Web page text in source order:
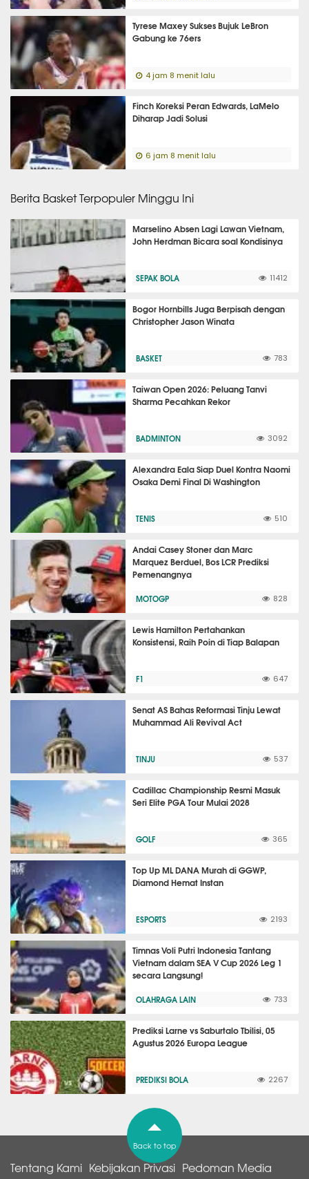
Tyrese Maxey Sukses Bujuk LeBron
Gabung ke 76ers
4 jam 8 menit lalu
Finch Koreksi Peran Edwards, LaMelo
Diharap Jadi Solusi
6 jam 8 menit lalu
Berita Basket Terpopuler Minggu Ini
Marselino Absen Lagi Lawan Vietnam,
John Herdman Bicara soal Kondisinya
SEPAK BOLA 11412
Bogor Hornbills Juga Berpisah dengan
Christopher Jason Winata
BASKET 783
Taiwan Open 2026: Peluang Tanvi
Sharma Pecahkan Rekor
BADMINTON 3092
Alexandra Eala Siap Duel Kontra Naomi
Osaka Demi Final Di Washington
TENIS 510
Andai Casey Stoner dan Marc
Marquez Berduel, Bos LCR Prediksi
Pemenangnya
MOTOGP 828
Lewis Hamilton Pertahankan
Konsistensi, Raih Poin di Tiap Balapan
F1 647
Senat AS Bahas Reformasi Tinju Lewat
Muhammad Ali Revival Act
TINJU 537
Cadillac Championship Resmi Masuk
Seri Elite PGA Tour Mulai 2028
GOLF 365
Top Up ML DANA Murah di GGWP,
Diamond Hemat Instan
ESPORTS 2193
Timnas Voli Putri Indonesia Tantang
Vietnam dalam SEA V Cup 2026 Leg 1
secara Langsung!
OLAHRAGA LAIN 733
Prediksi Larne vs Saburtalo Tbilisi, 05
Agustus 2026 Europa League
PREDIKSI BOLA 2267
Back to top
Tentang Kami Kebijakan Privasi Pedoman Media